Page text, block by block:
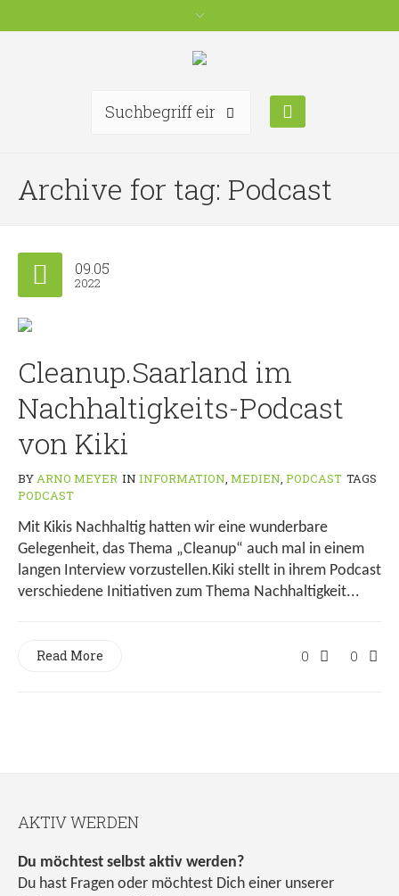
Archive for tag: Podcast
09.05
2022
Cleanup.Saarland im
Nachhaltigkeits-Podcast
von Kiki
BYARNO MEYER IN INFORMATION, MEDIEN, PODCAST TAGS
PODCAST
Mit Kikis Nachhaltig hatten wir eine wunderbare
Gelegenheit, das Thema „Cleanup“ auch mal in einem
langen Interview vorzustellen.Kiki stellt in ihrem Podcast
verschiedene Initiativen zum Thema Nachhaltigkeit...
0 0
Read More
AKTIV WERDEN
Du möchtest selbst aktiv werden?
Du hast Fragen oder möchtest Dich einer unserer